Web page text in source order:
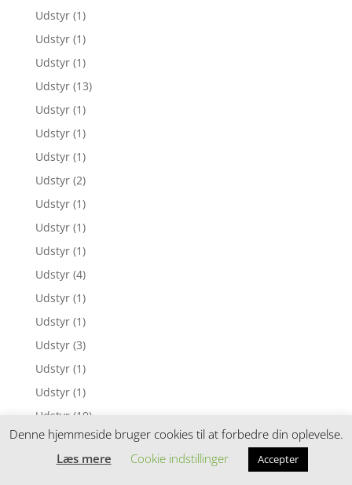
Udstyr (1)
Udstyr (1)
Udstyr (1)
Udstyr (13)
Udstyr (1)
Udstyr (1)
Udstyr (1)
Udstyr (2)
Udstyr (1)
Udstyr (1)
Udstyr (1)
Udstyr (4)
Udstyr (1)
Udstyr (1)
Udstyr (3)
Udstyr (1)
Udstyr (1)
Udstyr (19)
Udstyr (1)
Udstyr (1)
Denne hjemmeside bruger cookies til at forbedre din oplevelse.
Læs mere
Cookie indstillinger Accepter